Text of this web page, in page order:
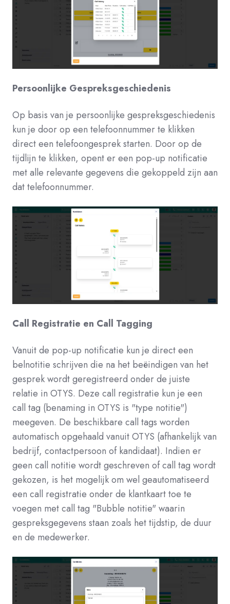
Persoonlijke Gespreksgeschiedenis
Op basis van je persoonlijke gespreksgeschiedenis
kun je door op een telefoonnummer te klikken
direct een telefoongesprek starten. Door op de
tijdlijn te klikken, opent er een pop-up notificatie
met alle relevante gegevens die gekoppeld zijn aan
dat telefoonnummer.
Call Registratie en Call Tagging
Vanuit de pop-up notificatie kun je direct een
belnotitie schrijven die na het beëindigen van het
gesprek wordt geregistreerd onder de juiste
relatie in OTYS. Deze call registratie kun je een
call tag (benaming in OTYS is "type notitie")
meegeven. De beschikbare call tags worden
automatisch opgehaald vanuit OTYS (afhankelijk van
bedrijf, contactpersoon of kandidaat). Indien er
geen call notitie wordt geschreven of call tag wordt
gekozen, is het mogelijk om wel geautomatiseerd
een call registratie onder de klantkaart toe te
voegen met call tag "Bubble notitie" waarin
gespreksgegevens staan zoals het tijdstip, de duur
en de medewerker.